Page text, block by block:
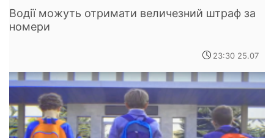
Водії можуть отримати величезний штраф за
номери
23:30 25.07